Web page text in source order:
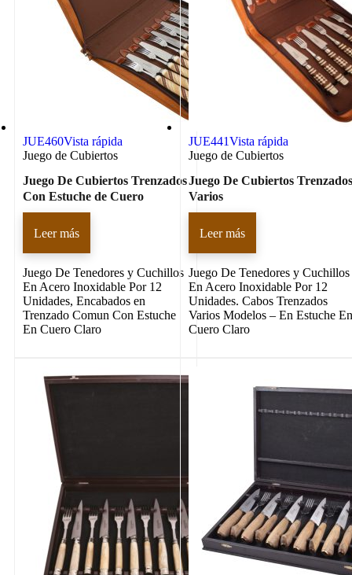
JUE460Vista rápida
Juego de Cubiertos
Juego De Cubiertos Trenzados
Con Estuche de Cuero
Leer más
Juego De Tenedores y Cuchillos
En Acero Inoxidable Por 12
Unidades, Encabados en
Trenzado Comun Con Estuche
En Cuero Claro
JUE441Vista rápida
Juego de Cubiertos
Juego De Cubiertos Trenzados
Varios
Leer más
Juego De Tenedores y Cuchillos
En Acero Inoxidable Por 12
Unidades. Cabos Trenzados
Varios Modelos – En Estuche En
Cuero Claro